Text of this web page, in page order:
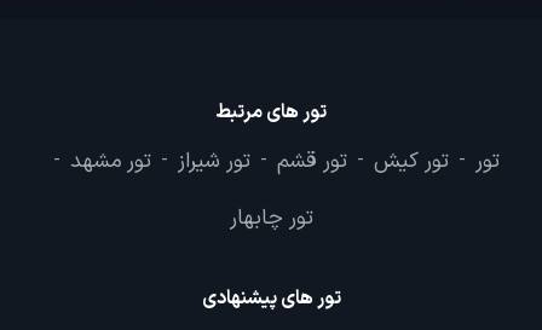
تور های مرتبط
تور - تور کیش - تور قشم - تور شیراز - تور مشهد -
تور چابهار
تور های پیشنهادی